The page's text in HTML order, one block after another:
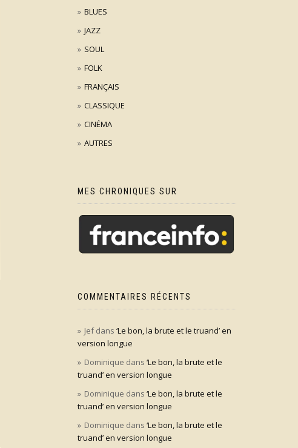
BLUES
JAZZ
SOUL
FOLK
FRANÇAIS
CLASSIQUE
CINÉMA
AUTRES
MES CHRONIQUES SUR
COMMENTAIRES RÉCENTS
Jefdans ‘Le bon, la brute et le truand’ en
version longue
Dominique dans ‘Le bon, la brute et le
truand’ en version longue
Dominique dans ‘Le bon, la brute et le
truand’ en version longue
Dominique dans ‘Le bon, la brute et le
truand’ en version longue